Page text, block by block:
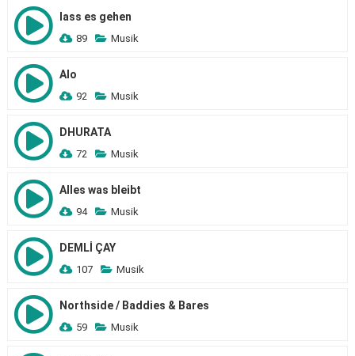
lass es gehen
89 Musik
Alo
92 Musik
DHURATA
72 Musik
Alles was bleibt
94 Musik
DEMLİ ÇAY
107 Musik
Northside / Baddies & Bares
59 Musik